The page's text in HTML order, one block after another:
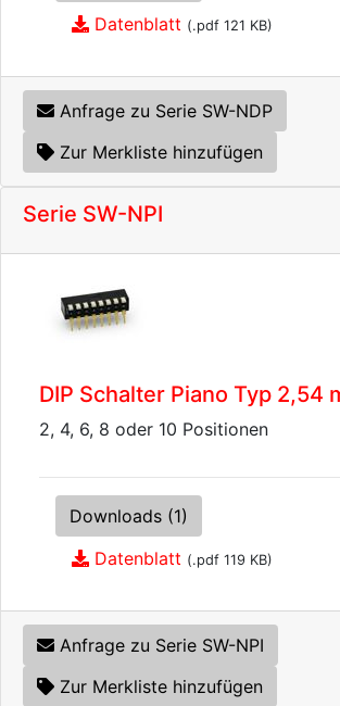
Datenblatt (.pdf 121 KB)
Anfrage zu Serie SW-NDP
Zur Merkliste hinzufügen
Serie SW-NPI
DIP Schalter Piano Typ 2,54
2, 4, 6, 8 oder 10 Positionen
Downloads (1)
Datenblatt (.pdf 119 KB)
Anfrage zu Serie SW-NPI
Zur Merkliste hinzufügen